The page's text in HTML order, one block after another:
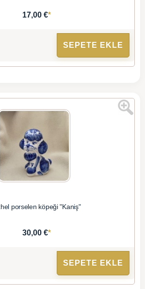
17,00 €*
SEPETE EKLE
porselen köpeği "Kaniş"
30,00 €*
SEPETE EKLE